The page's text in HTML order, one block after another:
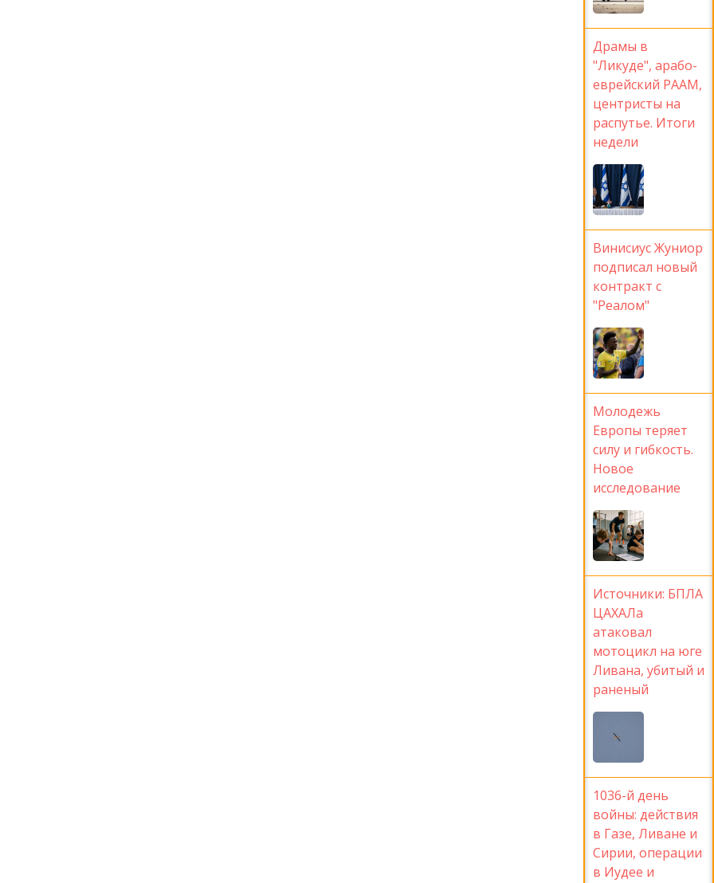
Драмы в
"Ликуде", арабо-
еврейский РААМ,
центристы на
распутье. Итоги
недели
Винисиус Жуниор
подписал новый
контракт с
"Реалом"
Молодежь
Европы теряет
силу и гибкость.
Новое
исследование
Источники: БПЛА
ЦАХАЛа
атаковал
мотоцикл на юге
Ливана, убитый и
раненый
1036-й день
войны: действия
в Газе, Ливане и
Сирии, операции
в Иудее и